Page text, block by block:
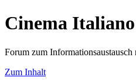
Cinema Italiano
Forum zum
Zum Inhalt